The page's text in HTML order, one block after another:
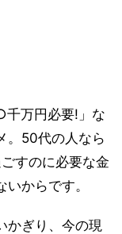
千万円必要!」な
。50代の人なら
すのに必要な金
からです。
かぎり、今の現